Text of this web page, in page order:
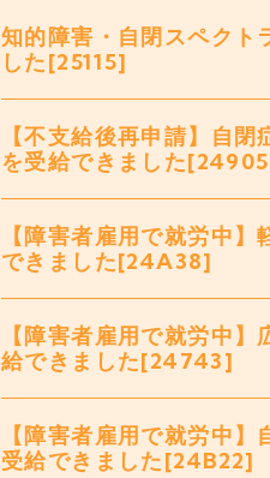
知的障害・自閉スペクト
した[25115]
【不支給後再申請】自
を受給できました
【障害者雇用で就労中
できました[24A38]
【障害者雇用で就労中
給できました[24743]
【障害者雇用で就労中
受給できました[24B22]